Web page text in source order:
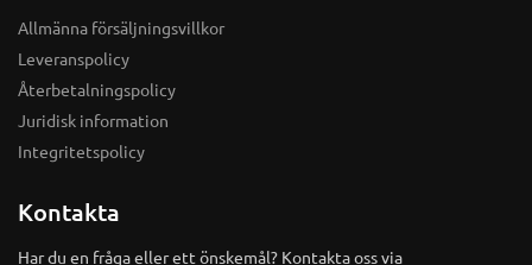
Allmänna försäljningsvillkor
Leveranspolicy
Återbetalningspolicy
Juridisk information
Integritetspolicy
Kontakta
Har du en fråga eller ett önskemål? Kontakta oss via